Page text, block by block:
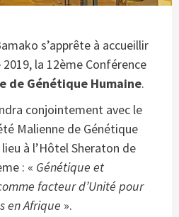
s’apprête à accueillir
la 12ème Conférence
de Génétique Humaine.
conjointement avec le
Malienne de Génétique
à l’Hôtel Sheraton de
: « Génétique et
facteur d’Unité pour
en Afrique ».